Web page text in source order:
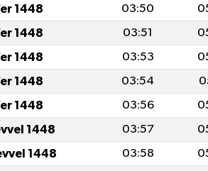
1448 03:50
1448 03:51
1448 03:53
1448 03:54
1448 03:56
1448 03:57
1448 03:58